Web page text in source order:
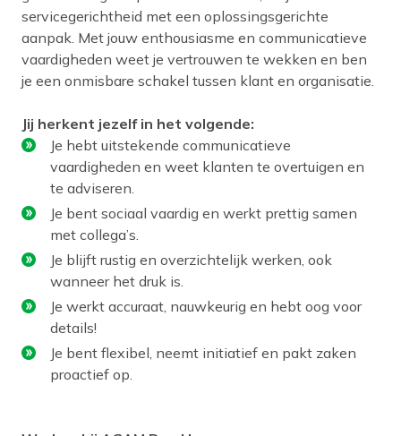
servicegerichtheid met een oplossingsgerichte
aanpak. Met jouw enthousiasme en communicatieve
vaardigheden weet je vertrouwen te wekken en ben
je een onmisbare schakel tussen klant en organisatie.
Jij herkent jezelf in het volgende:
Je hebt uitstekende communicatieve
vaardigheden en weet klanten te overtuigen en
te adviseren.
Je bent sociaal vaardig en werkt prettig samen
met collega’s.
Je blijft rustig en overzichtelijk werken, ook
wanneer het druk is.
Je werkt accuraat, nauwkeurig en hebt oog voor
details!
Je bent flexibel, neemt initiatief en pakt zaken
proactief op.